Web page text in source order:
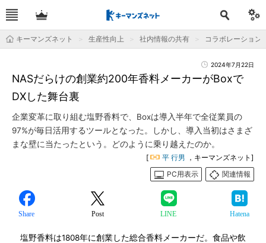
キーマンズネット 生産性向上 社内情報の共有 コラボレーション
2024年7月22日
NASだらけの創業約200年香料メーカーがBoxで
DXした舞台裏
企業変革に取り組む塩野香料で、Boxは導入半年で全従業員の
97%が毎日活用するツールとなった。しかし、導入当初はさまざ
まな壁に当たったという。どのように乗り越えたのか。
[ 平 行男 ，キーマンズネット]
PC用表示
関連情報
Share Post LINE Hatena
塩野香料は1808年に創業した総合香料メーカーだ。食品や飲